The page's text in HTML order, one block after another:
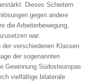
Dieses Scheitern
gegen andere
die Arbeiterbewegung,
war.
der verschiedenen Klassen
der sogenannten
Gewinnung Südosteuropas
vielfältige bilaterale